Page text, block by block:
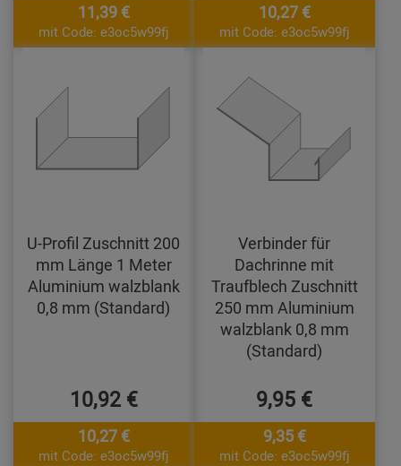
11,39 €
mit Code: e3oc5w99fj
10,27 €
mit Code: e3oc5w99fj
U-Profil Zuschnitt 200
mm Länge 1 Meter
Aluminium walzblank
0,8 mm (Standard)
10,92 €
10,27 €
mit Code: e3oc5w99fj
Verbinder für
Dachrinne mit
Traufblech Zuschnitt
250 mm Aluminium
walzblank 0,8 mm
(Standard)
9,95 €
9,35 €
mit Code: e3oc5w99fj